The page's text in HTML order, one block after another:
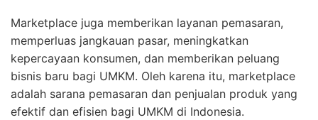
Marketplace juga memberikan layanan pemasaran,
memperluas jangkauan pasar, meningkatkan
kepercayaan konsumen, dan memberikan peluang
bisnis baru bagi UMKM. Oleh karena itu, marketplace
adalah sarana pemasaran dan penjualan produk yang
efektif dan efisien bagi UMKM di Indonesia.